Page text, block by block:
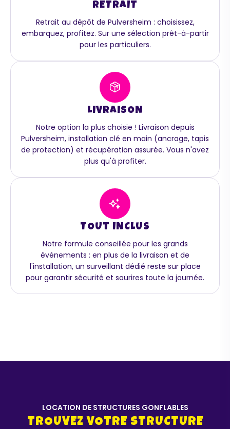
RETRAIT
Retrait au dépôt de Pulversheim : choisissez,
embarquez, profitez. Sur une sélection prêt-à-partir
pour les particuliers.
LIVRAISON
Notre option la plus choisie ! Livraison depuis
Pulversheim, installation clé en main (ancrage, tapis
de protection) et récupération assurée. Vous n'avez
plus qu'à profiter.
TOUT INCLUS
Notre formule conseillée pour les grands
événements : en plus de la livraison et de
l'installation, un surveillant dédié reste sur place
pour garantir sécurité et sourires toute la journée.
LOCATION DE STRUCTURES GONFLABLES
TROUVEZ VOTRE STRUCTURE